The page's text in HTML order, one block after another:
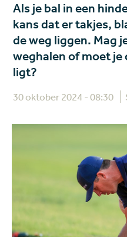
Als je bal in een
kans dat er takjes,
de weg liggen. Mag
weghalen of moet je
ligt?
30 oktober 2024 - 08:30